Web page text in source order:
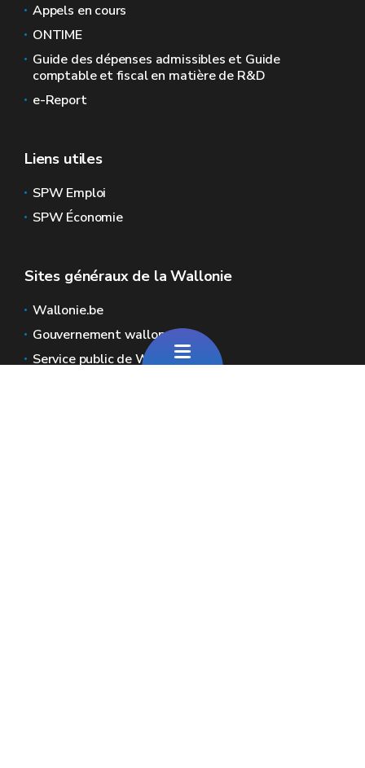
Appels en cours
ONTIME
Guide des dépenses admissibles et Guide
comptable et fiscal en matière de R&D
e-Report
Liens utiles
SPW Emploi
SPW Économie
Sites généraux de la Wallonie
Wallonie.be
Gouvernement wallon
Service public de Wallonie